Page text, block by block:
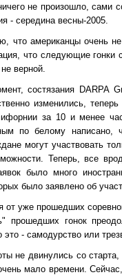
не произошло, сами
- середина весны-2005.
что американцы очень
что следующие
верной.
состязания DARPA
изменились, теперь
за 10 и менее
по белому написано,
могут участвовать
Теперь, все
было много
было заявлено об
от уже прошедших
прошедших гонок
- самодурство или
не двинулись со
мало времени.